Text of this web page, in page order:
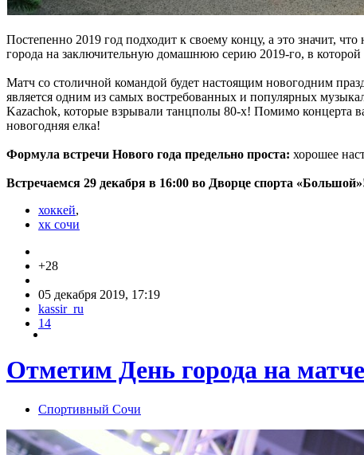
Постепенно 2019 год подходит к своему концу, а это значит,
города на заключительную домашнюю серию 2019-го, в
Матч со столичной командой будет настоящим новогодним
является одним из самых востребованных и популярных
Kazachok, которые взрывали танцполы 80-х! Помимо концерта
новогодняя елка!
Формула встречи Нового года предельно проста: хорошее
Встречаемся 29 декабря в 16:00 во Дворце спорта
хоккей,
хк сочи
+28
05 декабря 2019, 17:19
kassir_ru
14
Отметим День города на
Спортивный Сочи